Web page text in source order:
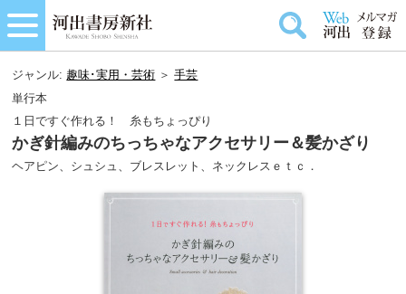
ジャンル: 趣味･実用・芸術 ＞手芸
単行本
１日ですぐ作れる！ 糸もちょっぴり
かぎ針編みのちっちゃなアクセサリー＆髪かざり
ヘアピン、シュシュ、ブレスレット、ネックレスｅｔｃ．